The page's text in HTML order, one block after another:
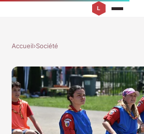
Accueil›Société